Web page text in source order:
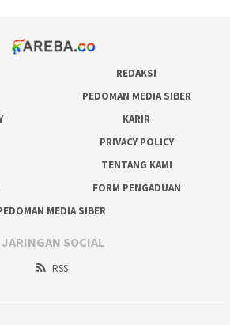
REDAKSI
PEDOMAN MEDIA SIBER
KARIR
PRIVACY POLICY
TENTANG KAMI
FORM PENGADUAN
MEDIA SIBER
JARINGAN SOCIAL
RSS